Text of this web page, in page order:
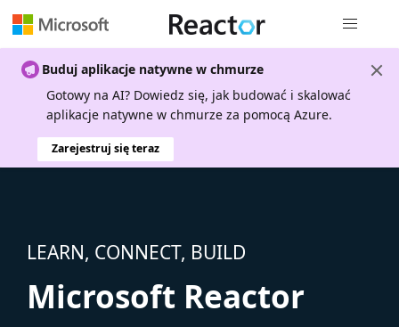
Buduj aplikacje natywne w chmurze
Gotowy na AI? Dowiedz się, jak budować i skalować
aplikacje natywne w chmurze za pomocą Azure.
Zarejestruj się teraz
LEARN, CONNECT, BUILD
Microsoft Reactor